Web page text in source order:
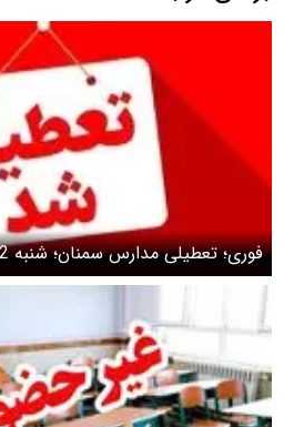
فوری؛ تعطیلی مدارس سمنان؛ شنبه 22 آذر ۱۴۰۴